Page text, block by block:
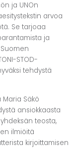
ja UNOn
arvoa
Se tarjoaa
ja
STOD-
tehdystä
Säkö
ansiokkaasta
teosta,
ilmiöitä
kirjoittamisen